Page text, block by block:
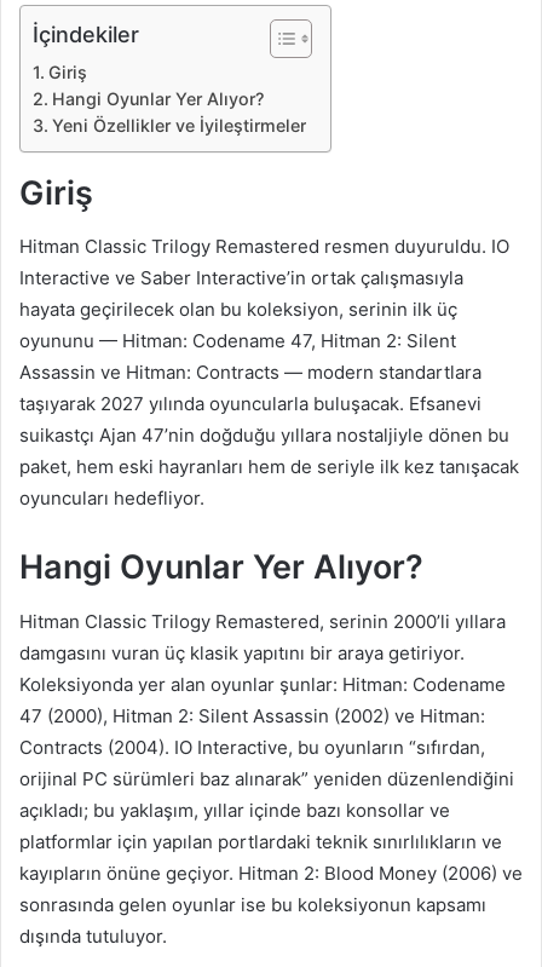
e
İçindekiler
Giriş
Hangi Oyunlar Yer Alıyor?
Yeni Özellikler ve İyileştirmeler
Giriş
Hitman Classic Trilogy Remastered resmen duyuruldu. IO
Interactive ve Saber Interactive’in ortak çalışmasıyla
hayata geçirilecek olan bu koleksiyon, serinin ilk üç
oyununu — Hitman: Codename 47, Hitman 2: Silent
Assassin ve Hitman: Contracts — modern standartlara
taşıyarak 2027 yılında oyuncularla buluşacak. Efsanevi
suikastçı Ajan 47’nin doğduğu yıllara nostaljiyle dönen bu
paket, hem eski hayranları hem de seriyle ilk kez tanışacak
oyuncuları hedefliyor.
Hangi Oyunlar Yer Alıyor?
Hitman Classic Trilogy Remastered, serinin 2000’li yıllara
damgasını vuran üç klasik yapıtını bir araya getiriyor.
Koleksiyonda yer alan oyunlar şunlar: Hitman: Codename
47 (2000), Hitman 2: Silent Assassin (2002) ve Hitman:
Contracts (2004). IO Interactive, bu oyunların “sıfırdan,
orijinal PC sürümleri baz alınarak” yeniden düzenlendiğini
açıkladı; bu yaklaşım, yıllar içinde bazı konsollar ve
platformlar için yapılan portlardaki teknik sınırlılıkların ve
kayıpların önüne geçiyor. Hitman 2: Blood Money (2006) ve
sonrasında gelen oyunlar ise bu koleksiyonun kapsamı
dışında tutuluyor.